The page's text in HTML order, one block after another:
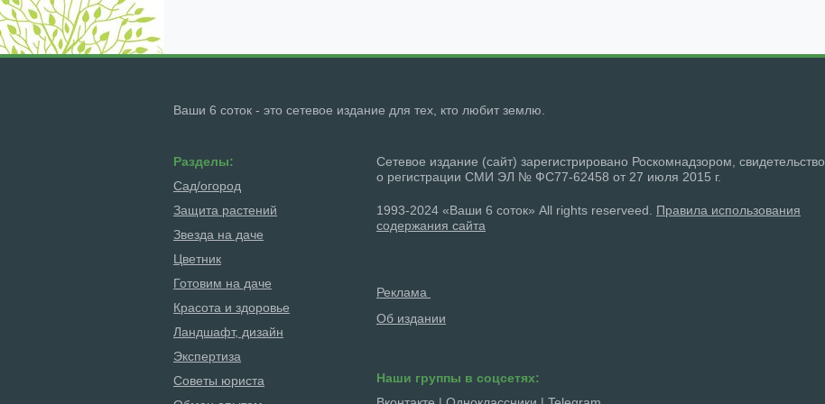
Ваши 6 соток - это сетевое издание для тех, кто любит землю.
Разделы:
Сад/огород
Защита растений
Звезда на даче
Цветник
Готовим на даче
Красота и здоровье
Ландшафт, дизайн
Экспертиза
Советы юриста
Сетевое издание (сайт) зарегистрировано Роскомнадзором, свидетельство
о регистрации СМИ ЭЛ № ФС77-62458 от 27 июля 2015 г.
1993-2024 «Ваши 6 соток» All rights reserveed. Правила использования
содержания сайта
Реклама
Об издании
Наши группы в соцсетях: